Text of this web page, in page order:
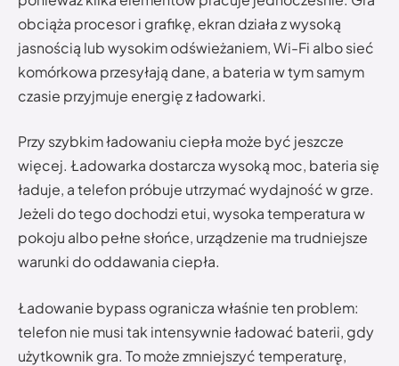
obciąża procesor i grafikę, ekran działa z wysoką
jasnością lub wysokim odświeżaniem, Wi-Fi albo sieć
komórkowa przesyłają dane, a bateria w tym samym
czasie przyjmuje energię z ładowarki.
Przy szybkim ładowaniu ciepła może być jeszcze
więcej. Ładowarka dostarcza wysoką moc, bateria się
ładuje, a telefon próbuje utrzymać wydajność w grze.
Jeżeli do tego dochodzi etui, wysoka temperatura w
pokoju albo pełne słońce, urządzenie ma trudniejsze
warunki do oddawania ciepła.
Ładowanie bypass ogranicza właśnie ten problem:
telefon nie musi tak intensywnie ładować baterii, gdy
użytkownik gra. To może zmniejszyć temperaturę,